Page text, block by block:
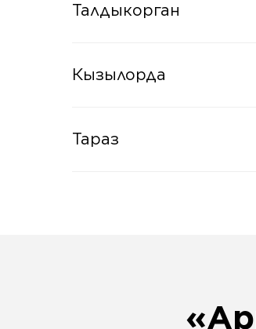
Талдыкорган
Кызылорда
Тараз